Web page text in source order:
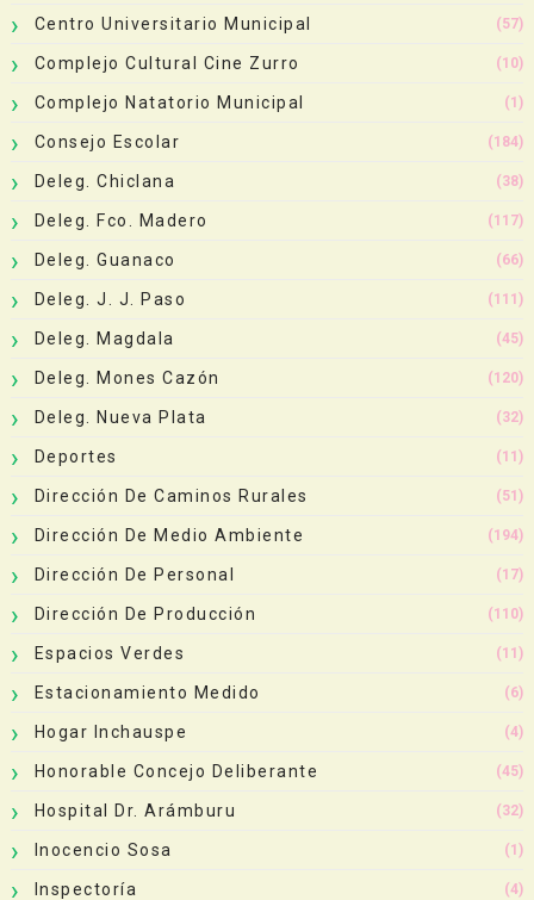
Centro Universitario Municipal (57)
Complejo Cultural Cine Zurro (10)
Complejo Natatorio Municipal (1)
Consejo Escolar (184)
Deleg. Chiclana (38)
Deleg. Fco. Madero (117)
Deleg. Guanaco (66)
Deleg. J. J. Paso (111)
Deleg. Magdala (45)
Deleg. Mones Cazón (120)
Deleg. Nueva Plata (32)
Deportes (11)
Dirección De Caminos Rurales (51)
Dirección De Medio Ambiente (194)
Dirección De Personal (17)
Dirección De Producción (110)
Espacios Verdes (11)
Estacionamiento Medido (6)
Hogar Inchauspe (4)
Honorable Concejo Deliberante (45)
Hospital Dr. Arámburu (32)
Inocencio Sosa (1)
Inspectoría (4)